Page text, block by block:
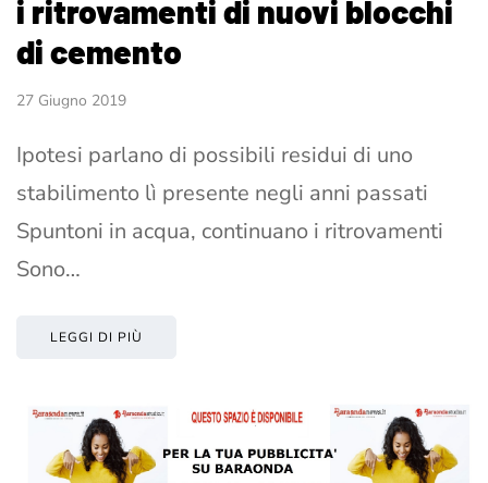
i ritrovamenti di nuovi blocchi
di cemento
27 Giugno 2019
Ipotesi parlano di possibili residui di uno
stabilimento lì presente negli anni passati
Spuntoni in acqua, continuano i ritrovamenti
Sono…
LEGGI DI PIÙ